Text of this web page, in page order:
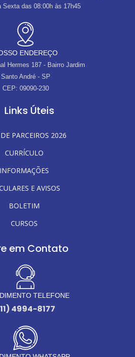
Sexta das 08:00h às 17h45
ENDEREÇO
Hermes 187 - Bairro Jardim
Santo André - SP
CEP: 09090-230
Links Úteis
PARCEIROS 2026
CURRÍCULO
INFORMAÇÕES
E AVISOS
BOLETIM
CURSOS
em Contato
TELEFONE
4994-8177